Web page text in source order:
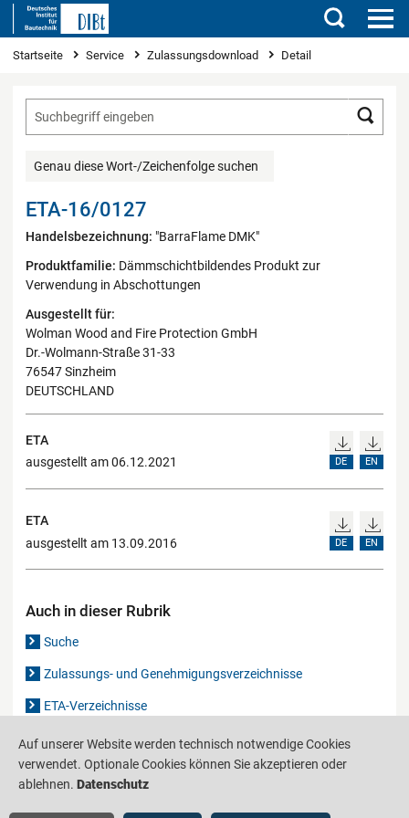
Suchen
Sie sind hier
Startseite Service Zulassungsdownload Detail
Genau diese Wort-/Zeichenfolge suchen
ETA-16/0127
Handelsbezeichnung: "BarraFlame DMK"
Produktfamilie: Dämmschichtbildendes Produkt zur
Verwendung in Abschottungen
Ausgestellt für:
Wolman Wood and Fire Protection GmbH
Dr.-Wolmann-Straße 31-33
76547 Sinzheim
DEUTSCHLAND
ETA
ausgestellt am 06.12.2021
DE EN
ETA
ausgestellt am 13.09.2016
DE EN
Auch in dieser Rubrik
Suche
Zulassungs- und Genehmigungsverzeichnisse
ETA-Verzeichnisse
Gutachten-Verzeichnis
Auf unserer Website werden technisch notwendige Cookies
verwendet. Optionale Cookies können Sie akzeptieren oder
ablehnen. Datenschutz